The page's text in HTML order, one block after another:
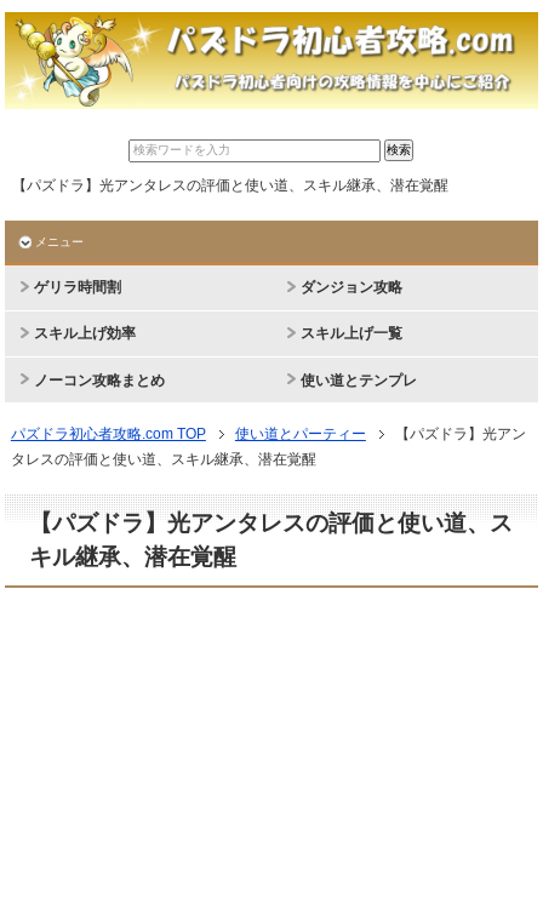
【パズドラ】光アンタレスの評価と使い道、スキル継承、潜在覚醒
メニュー
ゲリラ時間割 ダンジョン攻略
スキル上げ効率 スキル上げ一覧
ノーコン攻略まとめ 使い道とテンプレ
パズドラ初心者攻略.com TOP 使い道とパーティー
【パズドラ】光アン
タレスの評価と使い道、スキル継承、潜在覚醒
【パズドラ】光アンタレスの評価と使い道、ス
キル継承、潜在覚醒